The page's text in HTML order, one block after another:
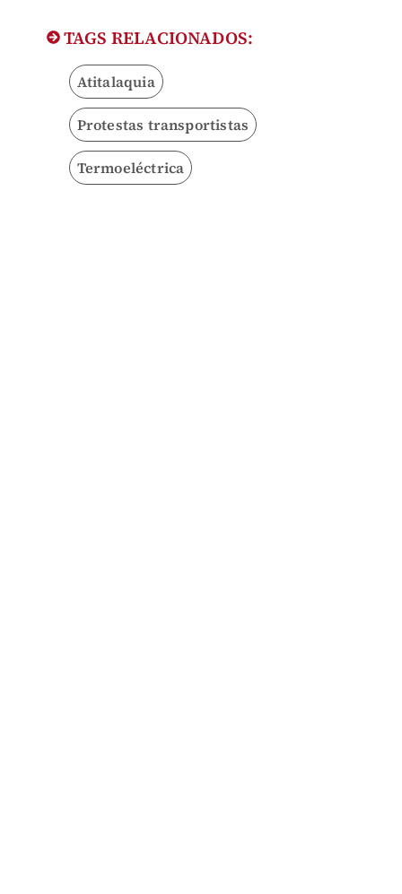
TAGS RELACIONADOS:
Atitalaquia
Protestas transportistas
Termoeléctrica